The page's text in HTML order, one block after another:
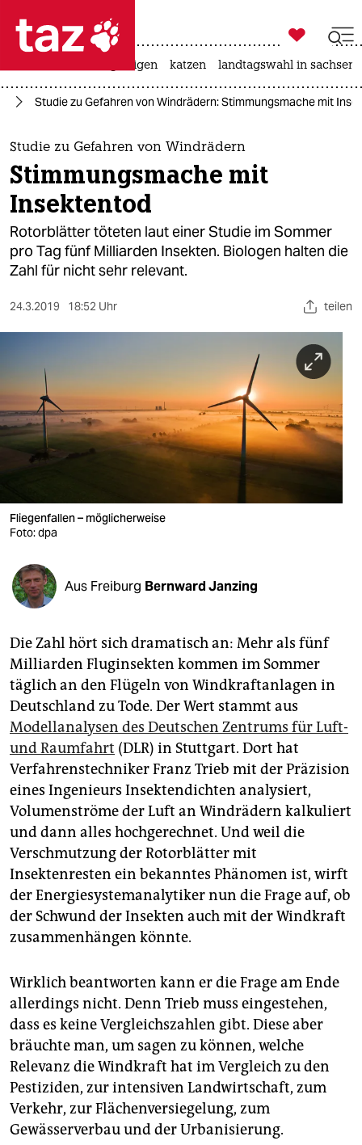
 taz zahl ich
taz zahl ich
themen
politik
öko
gesellschaft
sport
berlin
nord
wahrheit
verlag
verlag
veranstaltungen
shop
fragen & hilfe
unterstützen
abo
genossenschaft
epaper login

taz zahl ich
bergsteigen katzen landtagswahl in
Studie zu Gefahren von Windrädern: Stimmungsmache mit
Studie zu Gefahren von Windrädern
Stimmungsmache mit
Insektentod
Rotorblätter töteten laut einer Studie im Sommer
pro Tag fünf Milliarden Insekten. Biologen halten die
Zahl für nicht sehr relevant.
24.3.2019 18:52 Uhr teilen
Fliegenfallen – möglicherweise
Foto: dpa
Aus Freiburg Bernward Janzing
Die Zahl hört sich dramatisch an: Mehr als fünf
Milliarden Fluginsekten kommen im Sommer
täglich an den Flügeln von Windkraftanlagen in
Deutschland zu Tode. Der Wert stammt aus
Modellanalysen des Deutschen Zentrums für Luft-
und Raumfahrt (DLR) in Stuttgart. Dort hat
Verfahrenstechniker Franz Trieb mit der Präzision
eines Ingenieurs Insektendichten analysiert,
Volumenströme der Luft an Windrädern kalkuliert
und dann alles hochgerechnet. Und weil die
Verschmutzung der Rotorblätter mit
Insektenresten ein bekanntes Phänomen ist, wirft
der Energiesystemanalytiker nun die Frage auf, ob
der Schwund der Insekten auch mit der Windkraft
zusammenhängen könnte.
Wirklich beantworten kann er die Frage am Ende
allerdings nicht. Denn Trieb muss eingestehen,
dass es keine Vergleichszahlen gibt. Diese aber
bräuchte man, um sagen zu können, welche
Relevanz die Windkraft hat im Vergleich zu den
Pestiziden, zur intensiven Landwirtschaft, zum
Verkehr, zur Flächenversiegelung, zum
Gewässerverbau und der Urbanisierung.